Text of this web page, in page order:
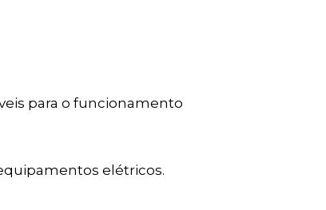
para o funcionamento
elétricos.